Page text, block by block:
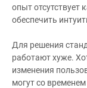
опыт отсутствует
обеспечить
Для решения
работают хуже.
изменения
могут со